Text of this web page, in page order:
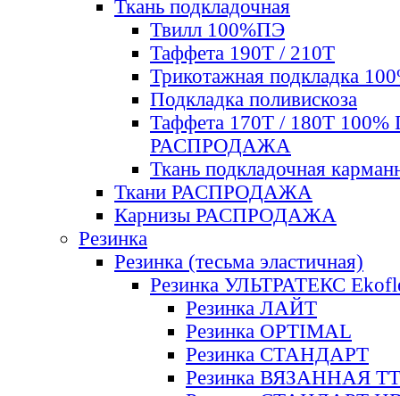
Ткань подкладочная
Твилл 100%ПЭ
Таффета 190Т / 210Т
Трикотажная подкладка
Подкладка поливискоза
Таффета 170Т / 180Т 100%
РАСПРОДАЖА
Ткань подкладочная
Ткани РАСПРОДАЖА
Карнизы РАСПРОДАЖА
Резинка
Резинка (тесьма эластичная)
Резинка УЛЬТРАТЕКС
Резинка ЛАЙТ
Резинка OPTIMAL
Резинка СТАНДАРТ
Резинка ВЯЗАННАЯ ТТ